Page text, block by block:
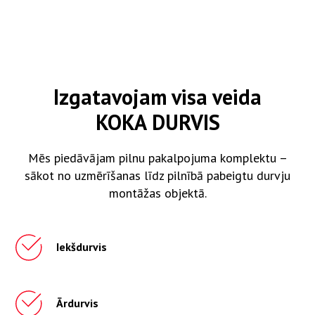
Izgatavojam visa veida
KOKA DURVIS
Mēs piedāvājam pilnu pakalpojuma komplektu –
sākot no uzmērīšanas līdz pilnībā pabeigtu durvju
montāžas objektā.
Iekšdurvis
Ārdurvis